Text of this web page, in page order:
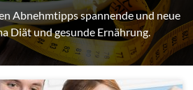
Abnehmtipps spannende und neue
Diät und gesunde Ernährung.